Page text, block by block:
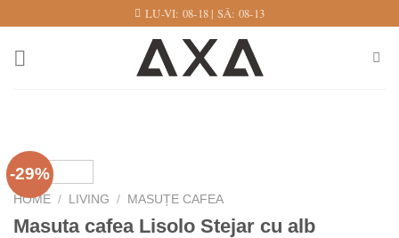
content
LU-VI: 08-18 | SÂ: 08-13
-29%
HOME / LIVING / MASUȚE CAFEA
Masuta cafea Lisolo Stejar cu alb